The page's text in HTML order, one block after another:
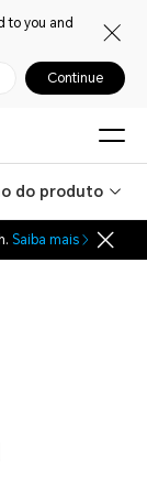
to you and
Continue
do produto
Saiba mais